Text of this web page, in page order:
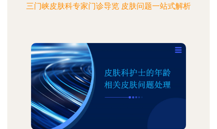
三门峡皮肤科专家门诊导览 皮肤问题一站式解析